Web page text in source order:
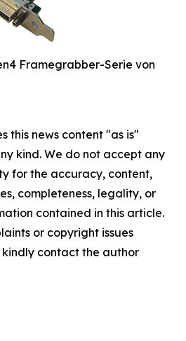
Framegrabber-Serie von
this news content "as is"
kind. We do not accept any
for the accuracy, content,
completeness, legality, or
contained in this article.
or copyright issues
contact the author